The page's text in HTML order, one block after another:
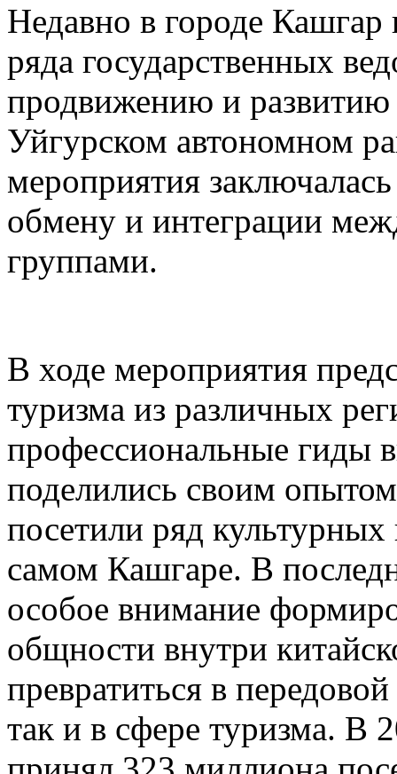
Недавно в городе Кашгар
ряда государственных
продвижению и развитию
Уйгурском автономном
мероприятия
обмену и интеграции
группами.
В ходе мероприятия
туризма из различных
профессиональные гиды
поделились своим
посетили ряд культурных
самом Кашгаре. В
особое внимание
общности внутри
превратиться в
так и в сфере туризма. В